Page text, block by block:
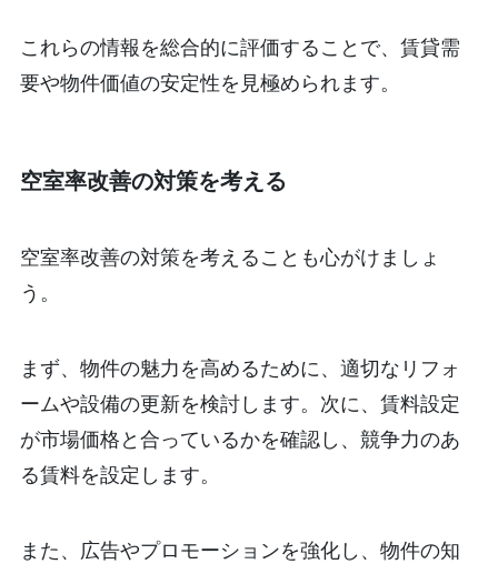
これらの情報を総合的に評価することで、賃貸需
要や物件価値の安定性を見極められます。
空室率改善の対策を考える
空室率改善の対策を考えることも心がけましょ
う。
まず、物件の魅力を高めるために、適切なリフォ
ームや設備の更新を検討します。次に、賃料設定
が市場価格と合っているかを確認し、競争力のあ
る賃料を設定します。
また、広告やプロモーションを強化し、物件の知